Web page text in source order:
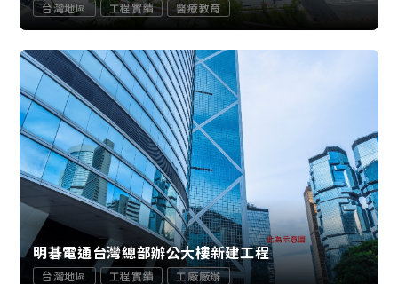
台灣地區 工程實績 醫療教育
明碁電通台灣總部辦公大樓新建工程
台灣地區 工程實績 工廠廠辦